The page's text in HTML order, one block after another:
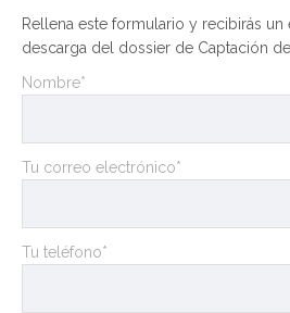
Rellena este formulario y recibirás
descarga del dossier de Captación
Nombre*
Tu correo electrónico*
Tu teléfono*